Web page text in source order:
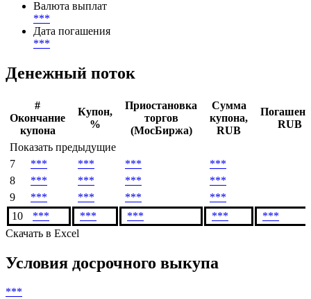
Валюта выплат
***
Дата погашения
***
Денежный поток
#
Окончание
купона
Купон,
%
Приостановка
торгов
(МосБиржа)
Сумма
купона,
RUB
RUB
Показать предыдущие
7
*** *** ***
***
8
*** *** ***
***
9
*** *** ***
***
10
*** *** *** ***
***
Скачать в Excel
Условия досрочного выкупа
***